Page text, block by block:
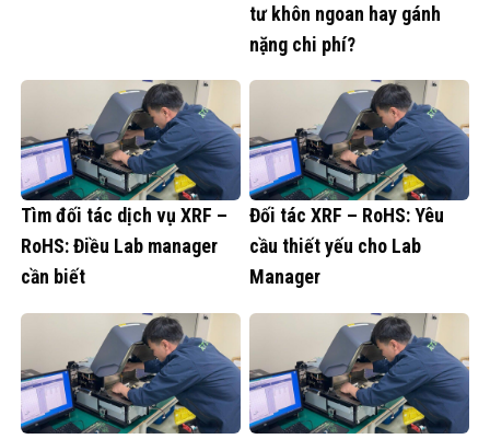
tư khôn ngoan hay gánh
nặng chi phí?
Tìm đối tác dịch vụ XRF –
RoHS: Điều Lab manager
cần biết
Đối tác XRF – RoHS: Yêu
cầu thiết yếu cho Lab
Manager